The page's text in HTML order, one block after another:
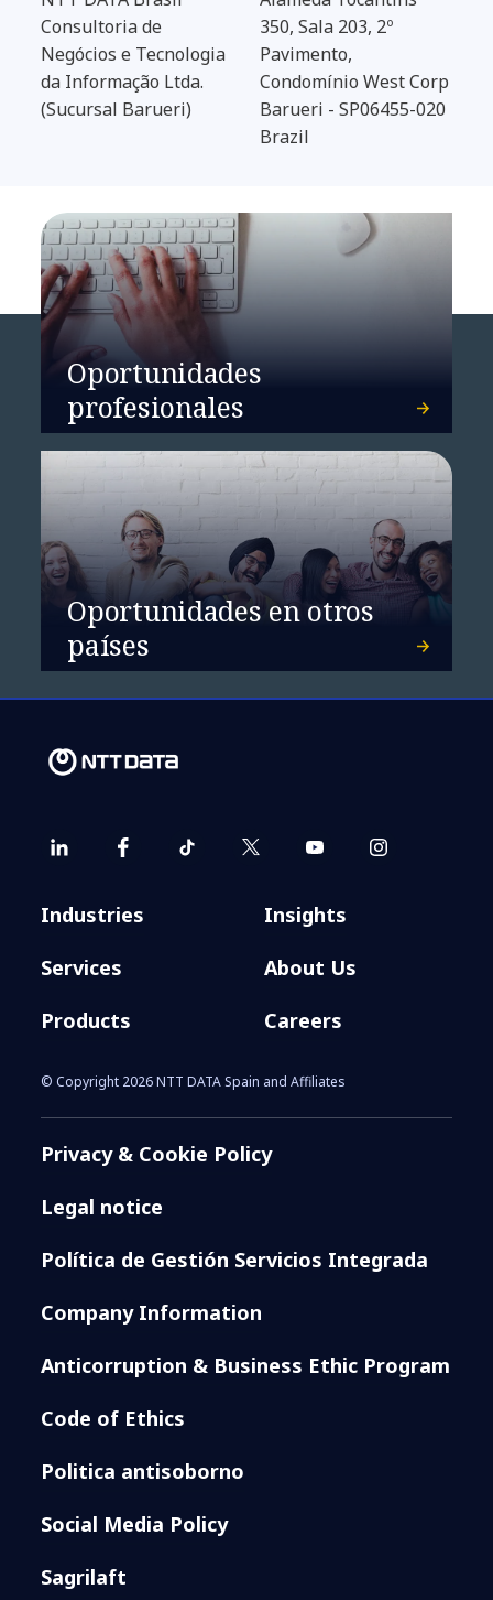
Consultoria de
Negócios e Tecnologia
da Informação Ltda.
(Sucursal Barueri)
350, Sala 203, 2º
Pavimento,
Condomínio West Corp
Barueri - SP06455-020
Brazil
Oportunidades
profesionales
Oportunidades en otros
países
Industries
Services
Products
Insights
About Us
Careers
© Copyright 2026 NTT DATA Spain and Affiliates
Privacy & Cookie Policy
Legal notice
Política de Gestión Servicios Integrada
Company Information
Anticorruption & Business Ethic Program
Code of Ethics
Politica antisoborno
Social Media Policy
Sagrilaft